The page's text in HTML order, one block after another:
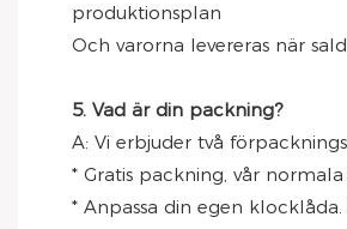
produktionsplan
Och varorna levereras när
5. Vad är din packning?
A: Vi erbjuder två
* Gratis packning, vår
* Anpassa din egen